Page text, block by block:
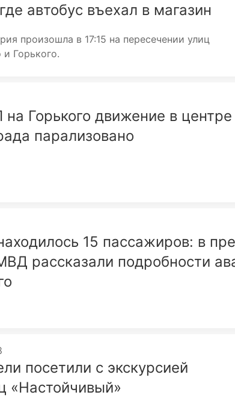
автобус въехал в магазин
произошла в 17:15 на пересечении улиц
и Горького.
Горького движение в центре
парализовано
15 пассажиров: в
рассказали подробности
посетили с экскурсией
«Настойчивый»